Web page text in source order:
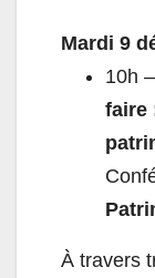
Mardi 9
10h
faire
À travers